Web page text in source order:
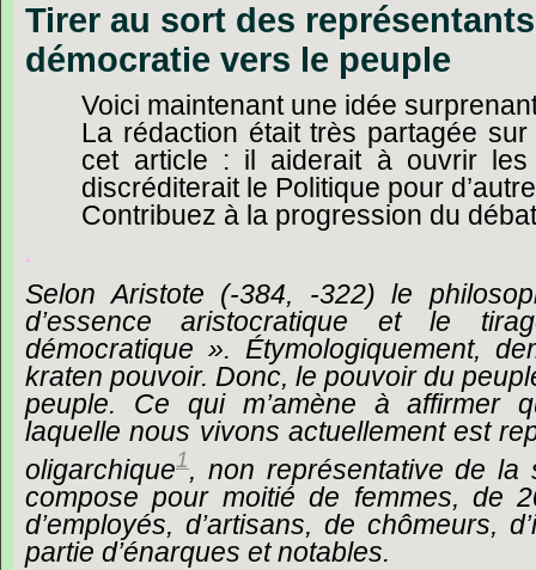
Tirer au sort des
démocratie vers le peuple
Voici maintenant une idée
La rédaction était très partagée sur
cet article : il aiderait à ouvrir les
discréditerait le Politique pour
Contribuez à la progression du
.
Selon Aristote (-384, -322) le
d’essence
aristocratique et le
démocratique ». Étymologiquement,
kraten pouvoir. Donc, le pouvoir du
peuple.
Ce qui m’amène à affirmer
laquelle nous vivons actuellement est
oligarchique1, non représentative de la
compose pour moitié de femmes, de
d’employés, d’artisans, de chômeurs,
partie d’énarques et notables.